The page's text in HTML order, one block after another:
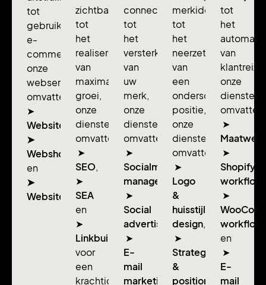
tot
gebruiksvriendelijke
e-
commerce:
onze
webservices
omvatten
➤
Websitebouw,
➤
Webshopdesign
en
➤
Websitebeheer.
zichtbaarheid
tot
het
realiseren
van
maximale
groei,
onze
diensten
omvatten
➤
SEO,
➤
SEA
en
➤
Linkbuilding
voor
een
krachtigere
connecties
tot
het
versterken
van
uw
merk,
onze
diensten
omvatten
➤
Socialmedia
management,
➤
Social
advertising,
➤
E-
mail
marketing
merkidentiteit
tot
het
neerzetten
van
een
onderscheidende
positie,
onze
diensten
omvatten
➤
Logo
&
huisstijl
design,
➤
Strategie
&
positionering,
tot
het
van
onze
diensten
omvatten
➤
➤
Shopify
➤
en
➤
E-
mail